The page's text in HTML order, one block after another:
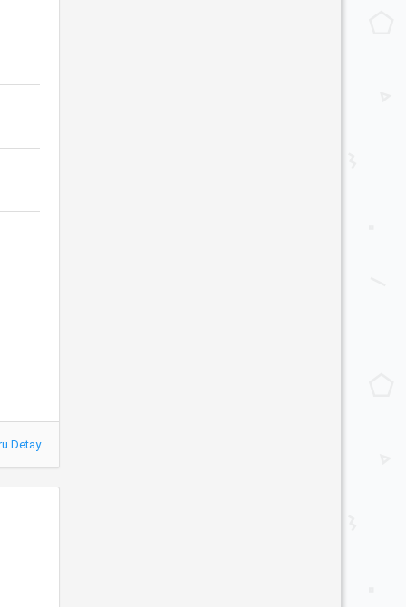
Detay